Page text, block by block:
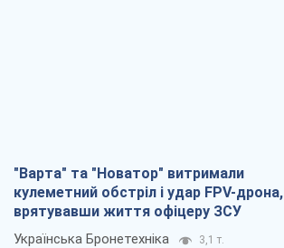
"Варта" та "Новатор" витримали
кулеметний обстріл і удар FPV-дрона,
врятувавши життя офіцеру ЗСУ
Українська Бронетехніка 3,1 т.